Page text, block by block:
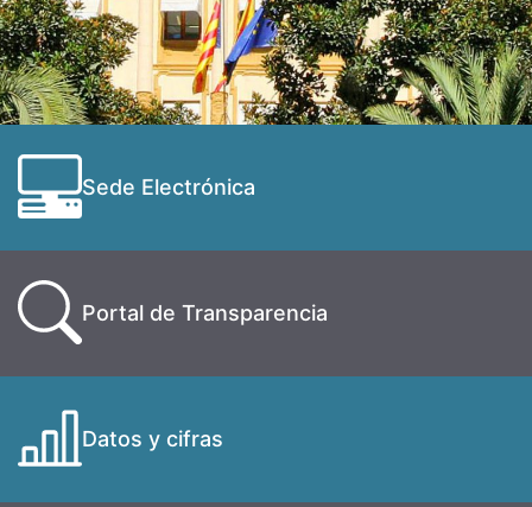
Sede Electrónica
Portal de Transparencia
Datos y cifras